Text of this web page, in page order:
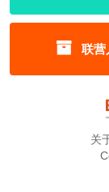
联营
关